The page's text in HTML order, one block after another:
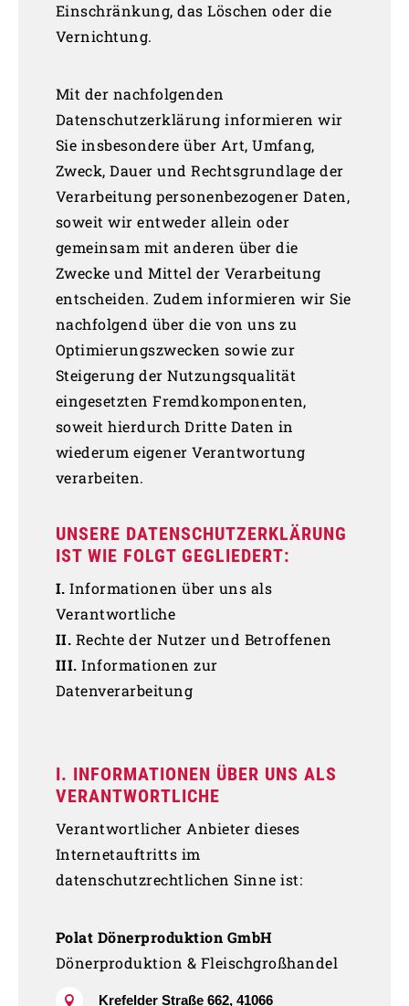
Einschränkung, das Löschen oder die
Vernichtung.
Mit der nachfolgenden
Datenschutzerklärung informieren wir
Sie insbesondere über Art, Umfang,
Zweck, Dauer und Rechtsgrundlage der
Verarbeitung personenbezogener Daten,
soweit wir entweder allein oder
gemeinsam mit anderen über die
Zwecke und Mittel der Verarbeitung
entscheiden. Zudem informieren wir Sie
nachfolgend über die von uns zu
Optimierungszwecken sowie zur
Steigerung der Nutzungsqualität
eingesetzten Fremdkomponenten,
soweit hierdurch Dritte Daten in
wiederum eigener Verantwortung
verarbeiten.
UNSERE DATENSCHUTZERKLÄRUNG
IST WIE FOLGT GEGLIEDERT:
I. Informationen über uns als
Verantwortliche
II. Rechte der Nutzer und Betroffenen
III. Informationen zur
Datenverarbeitung
I. INFORMATIONEN ÜBER UNS ALS
VERANTWORTLICHE
Verantwortlicher Anbieter dieses
Internetauftritts im
datenschutzrechtlichen Sinne ist:
Polat Dönerproduktion GmbH
Dönerproduktion & Fleischgroßhandel

Krefelder Straße 662, 41066